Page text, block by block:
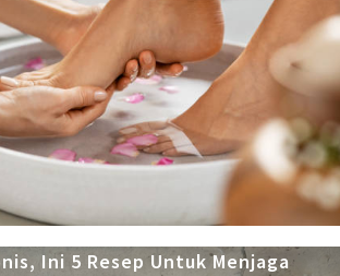
Ini 5 Resep Untuk Menjaga